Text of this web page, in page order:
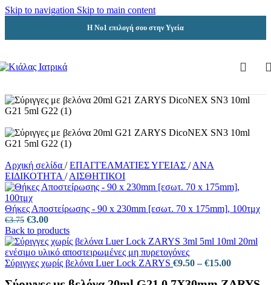
Skip to navigation Skip to main content
Η Νο1 επιλογή σου στην Υγεία
Αρχική σελίδα / ΕΠΑΓΓΕΛΜΑΤΙΕΣ ΥΓΕΙΑΣ / ΑΝΑ
ΕΙΔΙΚΟΤΗΤΑ / ΑΙΣΘΗΤΙΚΟΙ
Θήκες Αποστείρωσης - 90 x 230mm [εσωτ. 70 x 175mm], 100τμχ
€3.75 Original
price
was:
€3.75.
€3.00Η
τρέχουσα
τιμή
είναι:
€3.00.
Back to products
Σύριγγες χωρίς βελόνα Luer Lock ZARYS €9.50 – €15.00Price